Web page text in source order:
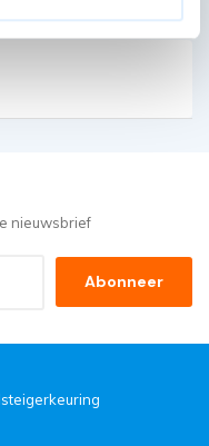
nieuwsbrief
Abonneer